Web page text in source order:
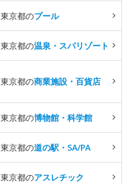
東京都のプール
東京都の温泉・スパリゾート
東京都の商業施設・百貨店
東京都の博物館・科学館
東京都の道の駅・SA/PA
東京都のアスレチック